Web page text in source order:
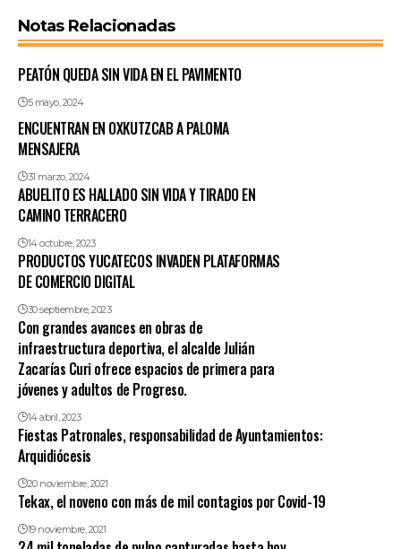
Notas Relacionadas
PEATÓN QUEDA SIN VIDA EN EL PAVIMENTO
5 mayo, 2024
ENCUENTRAN EN OXKUTZCAB A PALOMA
MENSAJERA
31 marzo, 2024
ABUELITO ES HALLADO SIN VIDA Y TIRADO EN
CAMINO TERRACERO
14 octubre, 2023
PRODUCTOS YUCATECOS INVADEN PLATAFORMAS
DE COMERCIO DIGITAL
30 septiembre, 2023
Con grandes avances en obras de
infraestructura deportiva, el alcalde Julián
Zacarías Curi ofrece espacios de primera para
jóvenes y adultos de Progreso.
14 abril, 2023
Fiestas Patronales, responsabilidad de Ayuntamientos:
Arquidiócesis
20 noviembre, 2021
Tekax, el noveno con más de mil contagios por Covid-19
19 noviembre, 2021